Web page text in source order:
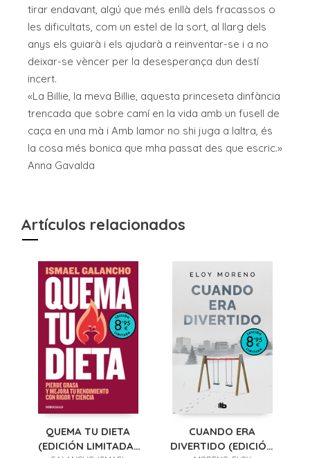
tirar endavant, algú que més enllà dels fracassos o
les dificultats, com un estel de la sort, al llarg dels
anys els guiarà i els ajudarà a reinventar-se i a no
deixar-se vèncer per la desesperança dun destí
incert.
«La Billie, la meva Billie, aquesta princeseta dinfància
trencada que sobre camí en la vida amb un fusell de
caça en una mà i Amb lamor no shi juga a laltra, és
la cosa més bonica que mha passat des que escric.»
Anna Gavalda
Artículos relacionados
QUEMA TU DIETA
(EDICIÓN LIMITADA ·
CUANDO ERA
DIVERTIDO (EDICIÓN